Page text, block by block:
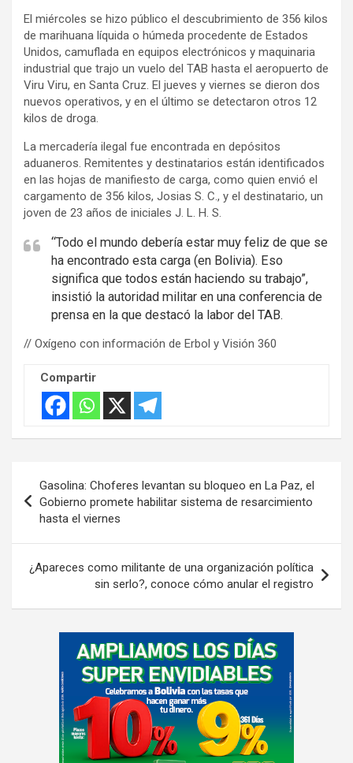
t
:
El miércoles se hizo público el descubrimiento de 356 kilos
de marihuana líquida o húmeda procedente de Estados
Unidos, camuflada en equipos electrónicos y maquinaria
industrial que trajo un vuelo del TAB hasta el aeropuerto de
Viru Viru, en Santa Cruz. El jueves y viernes se dieron dos
nuevos operativos, y en el último se detectaron otros 12
kilos de droga.
La mercadería ilegal fue encontrada en depósitos
aduaneros. Remitentes y destinatarios están identificados
en las hojas de manifiesto de carga, como quien envió el
cargamento de 356 kilos, Josias S. C., y el destinatario, un
joven de 23 años de iniciales J. L. H. S.
“Todo el mundo debería estar muy feliz de que se
ha encontrado esta carga (en Bolivia). Eso
significa que todos están haciendo su trabajo”,
insistió la autoridad militar en una conferencia de
prensa en la que destacó la labor del TAB.
// Oxígeno con información de Erbol y Visión 360
Compartir
de
entradas
Gasolina: Choferes levantan su bloqueo en La Paz, el
Gobierno promete habilitar sistema de resarcimiento
hasta el viernes
¿Apareces como militante de una organización política
sin serlo?, conoce cómo anular el registro